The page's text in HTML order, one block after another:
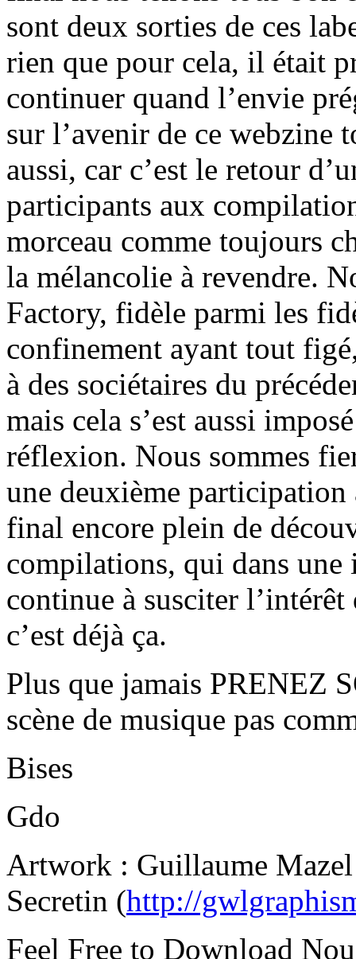
sont deux sorties de ces
rien que pour cela, il était
continuer quand l’envie
sur l’avenir de ce
aussi, car c’est le retour
participants aux
morceau comme toujours
la mélancolie à revendre.
Factory, fidèle parmi les
confinement ayant tout
à des sociétaires du
mais cela s’est aussi
réflexion. Nous sommes
une deuxième
final encore plein de
compilations, qui dans une
continue à susciter
c’est déjà ça.
Plus que jamais PRENEZ
scène de musique pas
Bises
Gdo
Artwork : Guillaume Mazel
Secretin (http://
Feel Free to Download